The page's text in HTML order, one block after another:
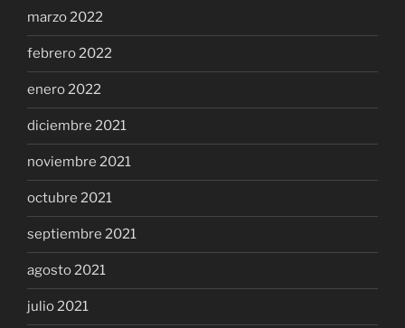
marzo 2022
febrero 2022
enero 2022
diciembre 2021
noviembre 2021
octubre 2021
septiembre 2021
agosto 2021
julio 2021